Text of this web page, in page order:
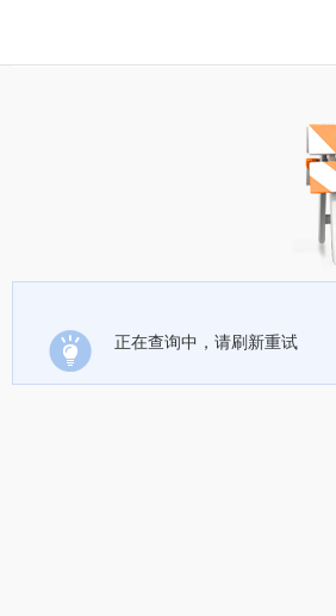
正在查询中，请刷新重试